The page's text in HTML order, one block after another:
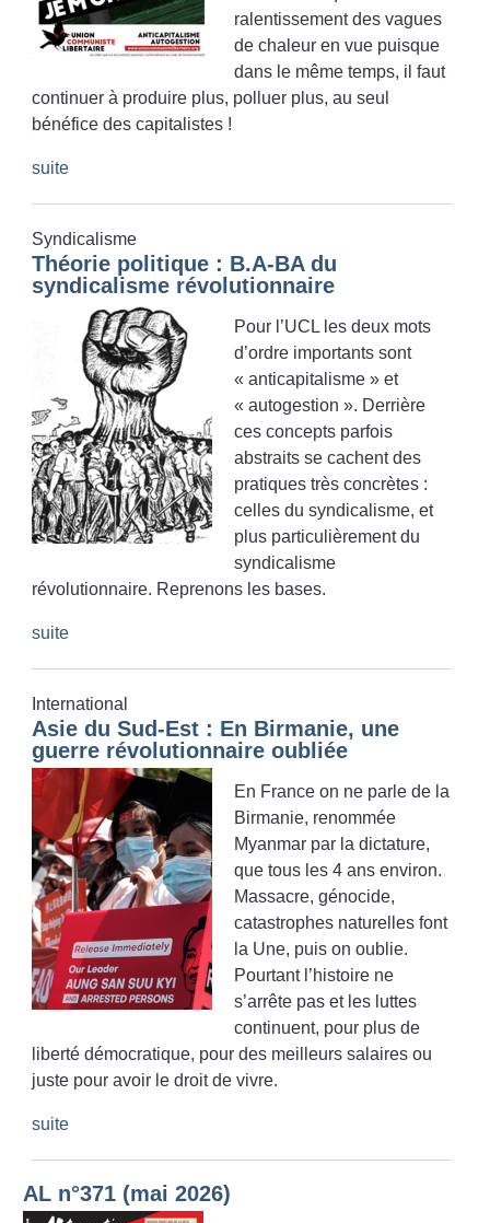
ralentissement des vagues
de chaleur en vue puisque
dans le même temps, il faut
continuer à produire plus, polluer plus, au seul
bénéfice des capitalistes !
suite
Syndicalisme
Théorie politique : B.A-BA du
syndicalisme révolutionnaire
Pour l’UCL les deux mots
d’ordre importants sont
« anticapitalisme » et
« autogestion ». Derrière
ces concepts parfois
abstraits se cachent des
pratiques très concrètes :
celles du syndicalisme, et
plus particulièrement du
syndicalisme
révolutionnaire. Reprenons les bases.
suite
International
Asie du Sud-Est : En Birmanie, une
guerre révolutionnaire oubliée
En France on ne parle de la
Birmanie, renommée
Myanmar par la dictature,
que tous les 4 ans environ.
Massacre, génocide,
catastrophes naturelles font
la Une, puis on oublie.
Pourtant l’histoire ne
s’arrête pas et les luttes
continuent, pour plus de
liberté démocratique, pour des meilleurs salaires ou
juste pour avoir le droit de vivre.
suite
AL n°371 (mai 2026)